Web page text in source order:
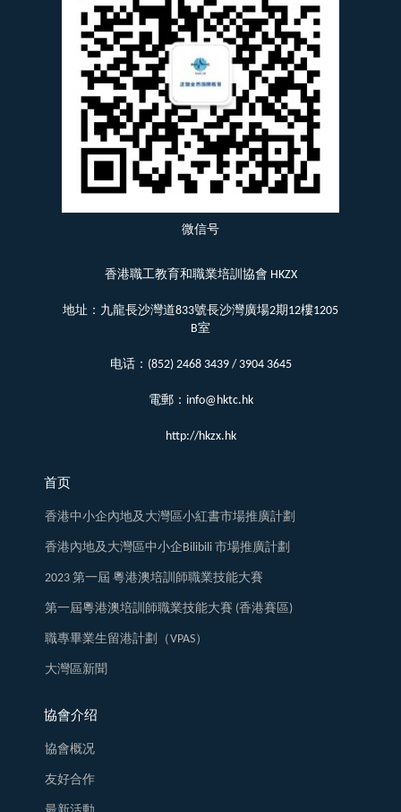
微信号
香港職工教育和職業培訓協會 HKZX
地址：九龍長沙灣道833號長沙灣廣場2期12樓1205
B室
电话：(852) 2468 3439 / 3904 3645
電郵：info@hktc.hk
http://hkzx.hk
首页
香港中小企內地及大灣區小紅書市場推廣計劃
香港內地及大灣區中小企Bilibili 市場推廣計劃
2023 第一屆 粵港澳培訓師職業技能大賽
第一屆粵港澳培訓師職業技能大賽 (香港賽區)
職專畢業生留港計劃（VPAS）
大灣區新聞
協會介绍
協會概况
友好合作